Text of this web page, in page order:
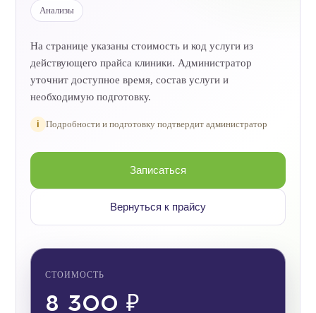
Анализы
На странице указаны стоимость и код услуги из
действующего прайса клиники. Администратор
уточнит доступное время, состав услуги и
необходимую подготовку.
i Подробности и подготовку подтвердит администратор
Записаться
Вернуться к прайсу
СТОИМОСТЬ
8 300 ₽